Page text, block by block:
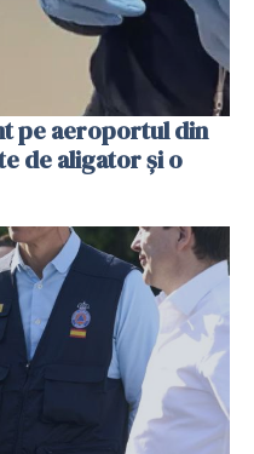
pe aeroportul din
de aligator și o